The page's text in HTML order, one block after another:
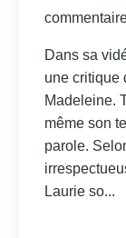
Dans sa
une critique
Madeleine.
même son
parole.
Laurie so...